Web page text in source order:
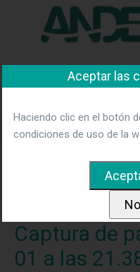
"Ver política"
trabajo y educación
Captura de
Captura de
01 a las
Aceptar las
Haciendo clic en el botón
condiciones de uso de la